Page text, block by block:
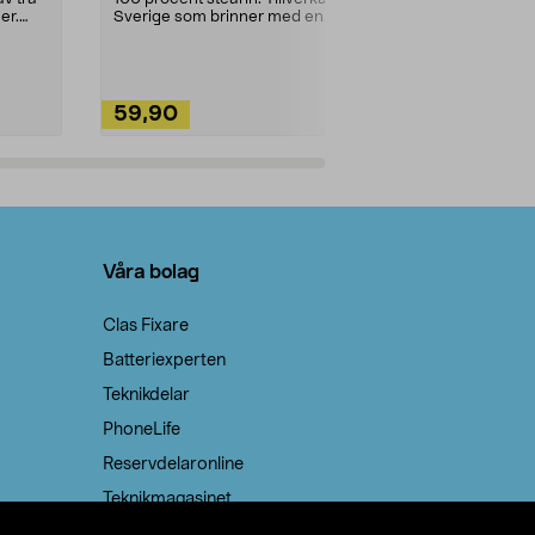
Sverige som brinner med en
59,90
Våra bolag
Clas Fixare
Batteriexperten
Teknikdelar
PhoneLife
Reservdelaronline
Teknikmagasinet